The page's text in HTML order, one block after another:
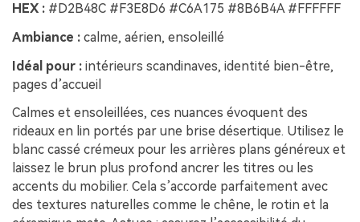
HEX : #D2B48C #F3E8D6 #C6A175 #8B6B4A #FFFFFF
Ambiance : calme, aérien, ensoleillé
Idéal pour : intérieurs scandinaves, identité bien-être,
pages d’accueil
Calmes et ensoleillées, ces nuances évoquent des
rideaux en lin portés par une brise désertique. Utilisez le
blanc cassé crémeux pour les arrières plans généreux et
laissez le brun plus profond ancrer les titres ou les
accents du mobilier. Cela s’accorde parfaitement avec
des textures naturelles comme le chêne, le rotin et la